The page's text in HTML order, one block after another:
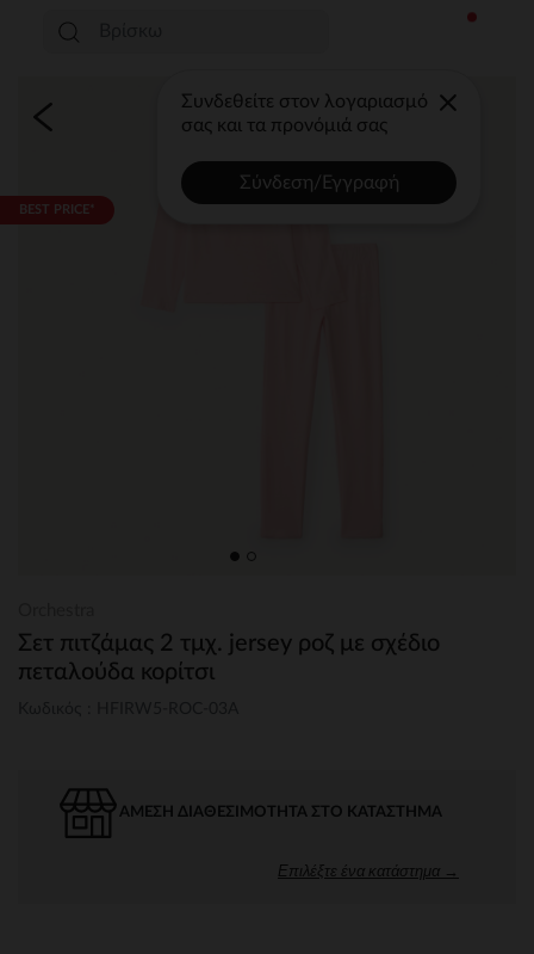
Συνδεθείτε στον λογαριασμό
σας και τα προνόμιά σας
Σύνδεση/Εγγραφή
BEST PRICE*
Σετ πιτζάμας 2 τμχ. jersey ροζ με σχέδιο
πεταλούδα κορίτσι
ΆΜΕΣΗ ΔΙΑΘΕΣΙΜΌΤΗΤΑ ΣΤΟ ΚΑΤΆΣΤΗΜΑ
Επιλέξτε ένα κατάστημα →